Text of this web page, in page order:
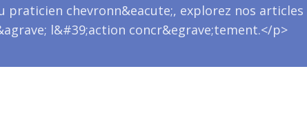
praticien chevronn&eacute;, explorez nos
l&#39;action concr&egrave;tement.</p>